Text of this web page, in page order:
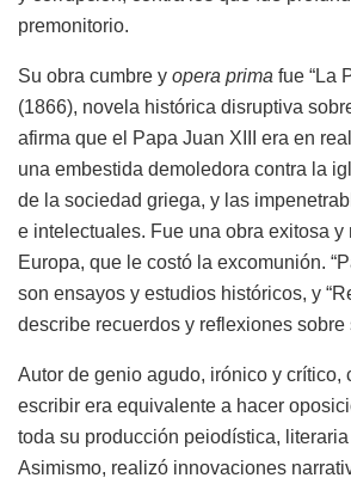
premonitorio.
Su obra cumbre y opera prima fue “La
(1866), novela histórica disruptiva
afirma que el Papa Juan XIII era en
una embestida demoledora contra la
de la sociedad griega, y las
e intelectuales. Fue una obra exitosa y
Europa, que le costó la excomunión.
son ensayos y estudios históricos, y
describe recuerdos y reflexiones sobre
Autor de genio agudo, irónico y crítico,
escribir era equivalente a hacer
toda su producción peiodística,
Asimismo, realizó innovaciones